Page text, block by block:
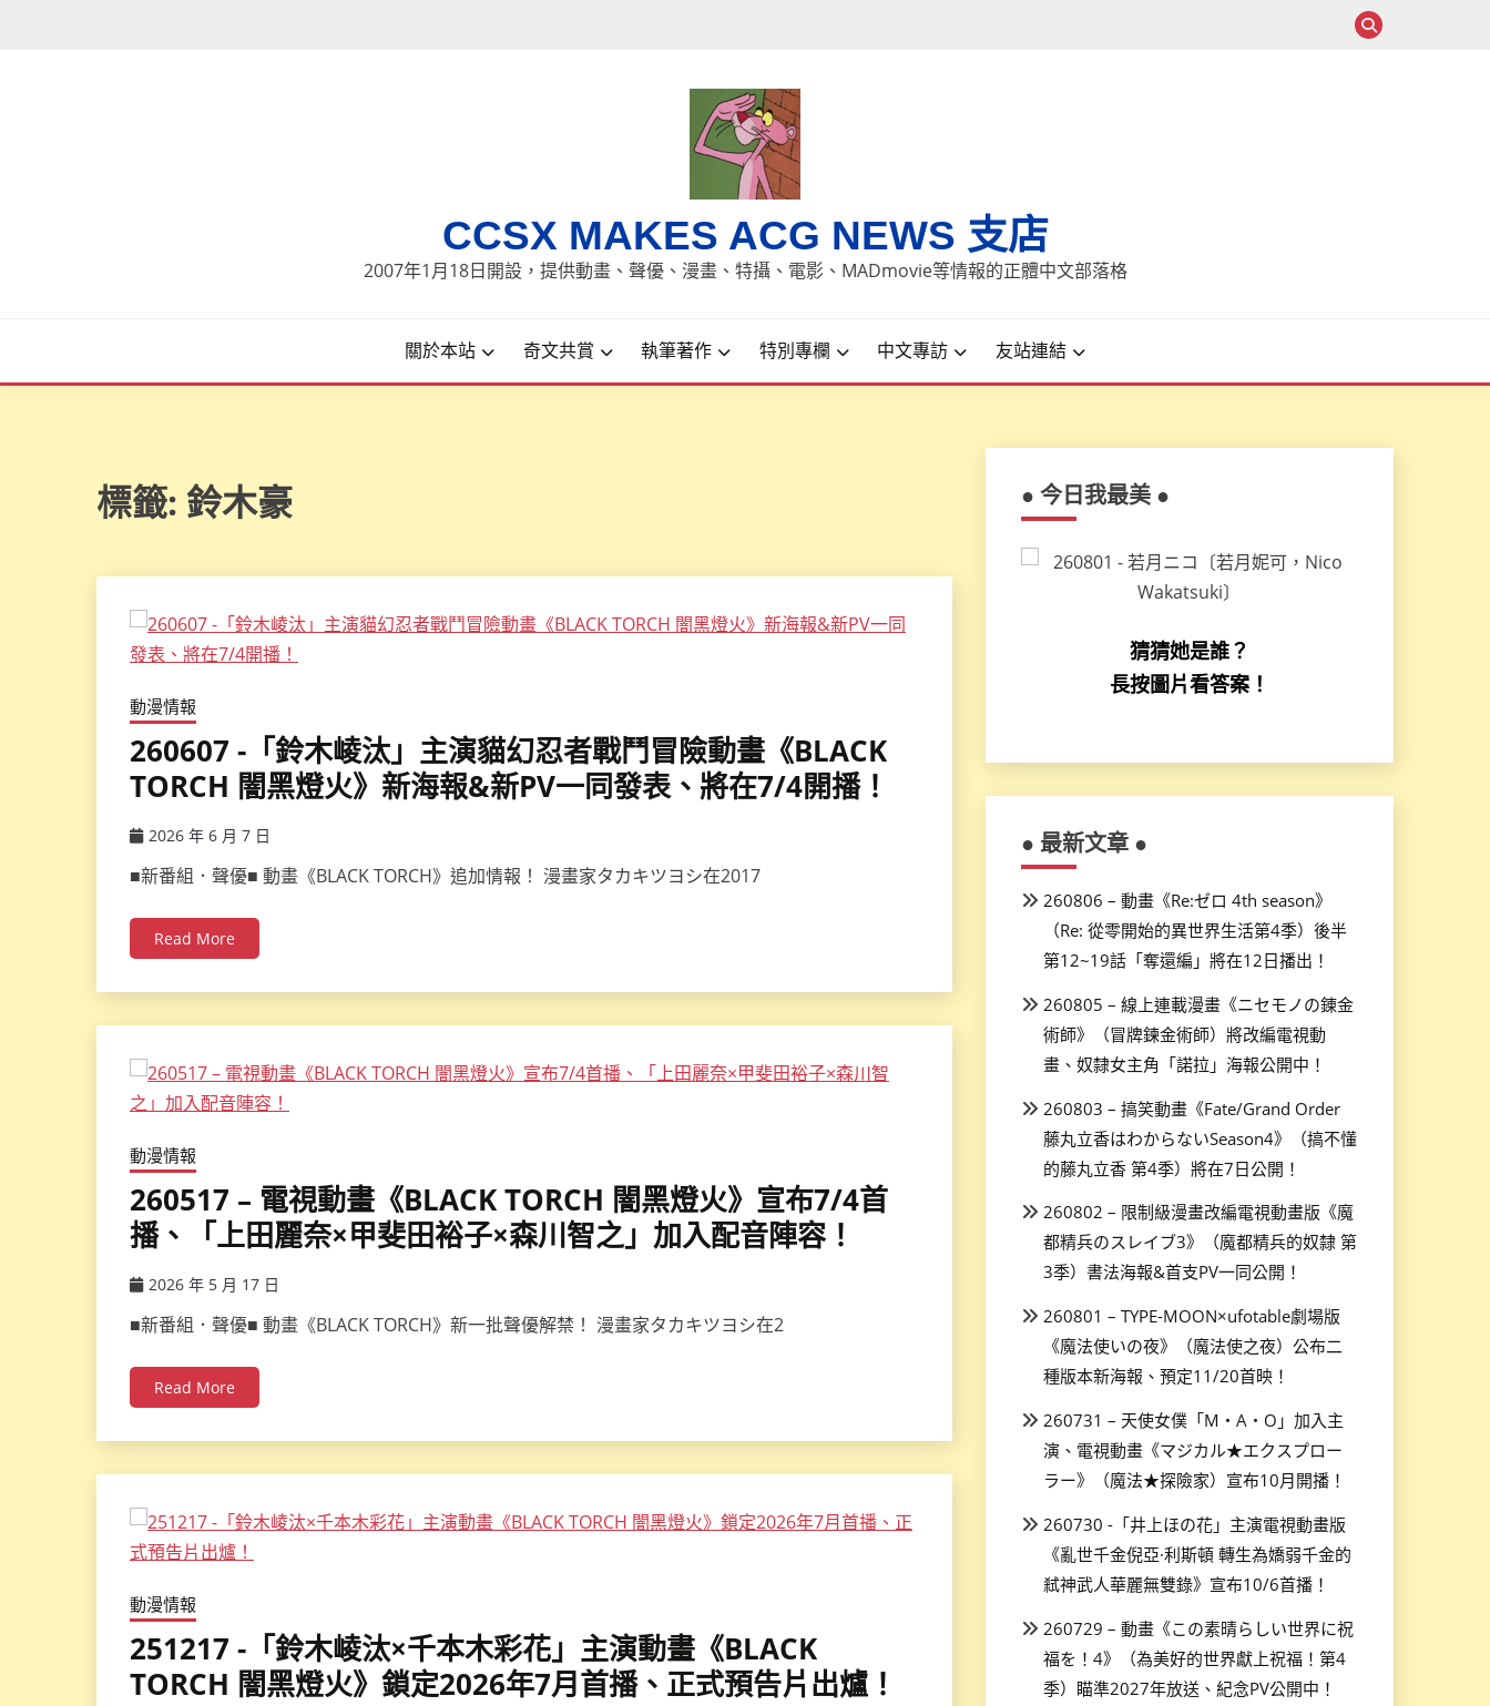
CCSX MAKES ACG NEWS 支店
2007年1月18日開設，提供動畫、聲優、漫畫、特攝、電影、MADmovie等情報的正體中文部落格
關於本站 奇文共賞 執筆著作 特別專欄 中文專訪 友站連結
標籤: 鈴木豪
動漫情報
260607 -「鈴木崚汰」主演貓幻忍者戰鬥冒險動畫《BLACK
TORCH 闇黑燈火》新海報&新PV一同發表、將在7/4開播！
2026 年 6 月 7 日
■新番組．聲優■ 動畫《BLACK TORCH》追加情報！ 漫畫家タカキツヨシ在2017
Read More
動漫情報
260517 – 電視動畫《BLACK TORCH 闇黑燈火》宣布7/4首
播、「上田麗奈×甲斐田裕子×森川智之」加入配音陣容！
2026 年 5 月 17 日
■新番組．聲優■ 動畫《BLACK TORCH》新一批聲優解禁！ 漫畫家タカキツヨシ在2
Read More
動漫情報
251217 -「鈴木崚汰×千本木彩花」主演動畫《BLACK
TORCH 闇黑燈火》鎖定2026年7月首播、正式預告片出爐！
● 今日我最美 ●
猜猜她是誰？
長按圖片看答案！
● 最新文章 ●
260806 – 動畫《Re:ゼロ 4th season》
（Re: 從零開始的異世界生活第4季）後半
第12~19話「奪還編」將在12日播出！
260805 – 線上連載漫畫《ニセモノの錬金
術師》（冒牌鍊金術師）將改編電視動
畫、奴隸女主角「諾拉」海報公開中！
260803 – 搞笑動畫《Fate/Grand Order
藤丸立香はわからないSeason4》（搞不懂
的藤丸立香 第4季）將在7日公開！
260802 – 限制級漫畫改編電視動畫版《魔
都精兵のスレイブ3》（魔都精兵的奴隸 第
3季）書法海報&首支PV一同公開！
260801 – TYPE-MOON×ufotable劇場版
《魔法使いの夜》（魔法使之夜）公布二
種版本新海報、預定11/20首映！
260731 – 天使女僕「M・A・O」加入主
演、電視動畫《マジカル★エクスプロー
ラー》（魔法★探險家）宣布10月開播！
260730 -「井上ほの花」主演電視動畫版
《亂世千金倪亞·利斯頓 轉生為嬌弱千金的
弒神武人華麗無雙錄》宣布10/6首播！
260729 – 動畫《この素晴らしい世界に祝
福を！4》（為美好的世界獻上祝福！第4
季）瞄準2027年放送、紀念PV公開中！